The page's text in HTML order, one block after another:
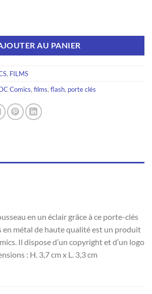
AU PANIER
, FILMS
Comics, films, flash, porte clés
en un éclair grâce à ce porte-clés
en métal de haute qualité est un produit
Il dispose d’un copyright et d’un logo
: H. 3,7 cm x L. 3,3 cm